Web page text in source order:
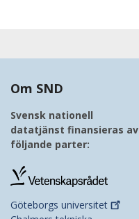
Om SND
Svensk nationell
datatjänst finansieras av
följande parter:
Göteborgs universitet